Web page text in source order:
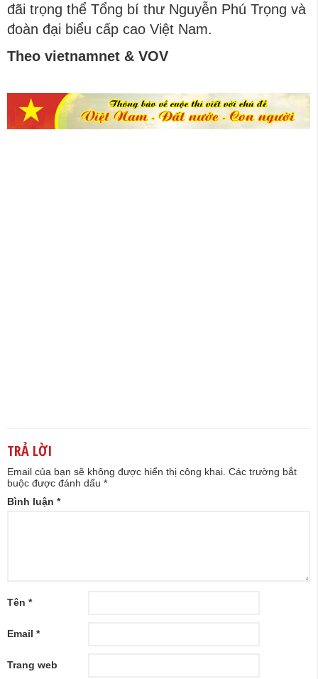
đãi trọng thể Tổng bí thư Nguyễn Phú Trọng và
đoàn đại biểu cấp cao Việt Nam.
Theo vietnamnet & VOV
TRẢ LỜI
Email của bạn sẽ không được hiển thị công khai. Các trường bắt
buộc được đánh dấu *
Bình luận *
Tên *
Email *
Trang web